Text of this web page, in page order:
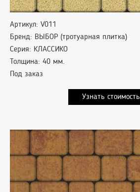
Артикул: V011
Бренд: ВЫБОР (тротуарная плитка)
Серия: КЛАССИКО
Толщина: 40 мм.
Под заказ
Узнать стоимость